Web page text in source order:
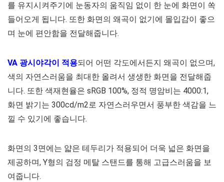
를 유지시켜주기에 눈동자의 움직임 없이 한 눈에 화면이 쏙
들어오게 됩니다. 또한 화면의 왜곡이 없기에 몰입감이 좋으
며 눈에 편안함을 전달해줍니다.
VA 광시야각이 적용되어 어떤 각도에서든지 왜곡이 없으며,
색의 자연스러움을 최대한 올려서 생생한 화면을 전달해줍
니다. 또한 색재현율은 sRGB 100%, 정적 명암비는 4000:1,
화면 밝기는 300cd/m2로 자연스러우면서 풍부한 색감을 느
낄 수 있기에 좋습니다.
화면의 3면에는 얇은 테두리가 적용되어 더욱 넓은 화면을
제공하며, Y형의 검정 메탈 스탠드를 통해 고급스러움을 보
여줍니다.